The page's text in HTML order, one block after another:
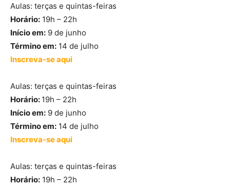
Aulas: terças e quintas-feiras
Horário: 19h – 22h
Início em: 9 de junho
Término em: 14 de julho
Inscreva-se aqui
Aulas: terças e quintas-feiras
Horário: 19h – 22h
Início em: 9 de junho
Término em: 14 de julho
Inscreva-se aqui
Aulas: terças e quintas-feiras
Horário: 19h – 22h